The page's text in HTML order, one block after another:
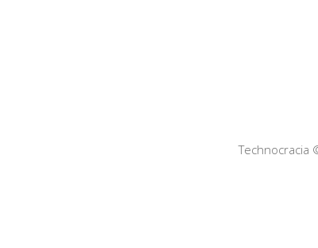
Technocracia